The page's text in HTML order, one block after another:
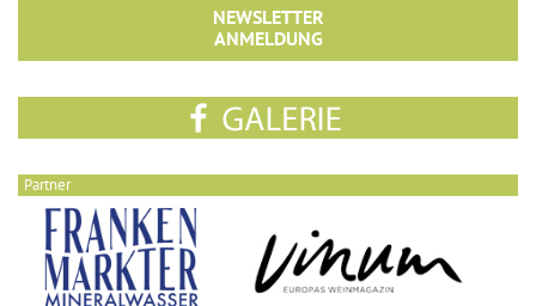
NEWSLETTER
ANMELDUNG
Partner